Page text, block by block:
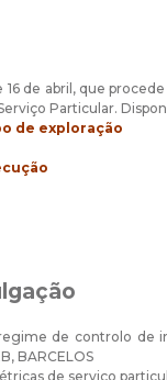
16 de abril, que
Particular.
de exploração
de controlo de
BARCELOS
de serviço